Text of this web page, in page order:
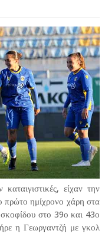
είχαν την
πρώτο ημίχρονο χάρη στα
στο 39ο και 43ο
η Γεωργαντζή με γκολ